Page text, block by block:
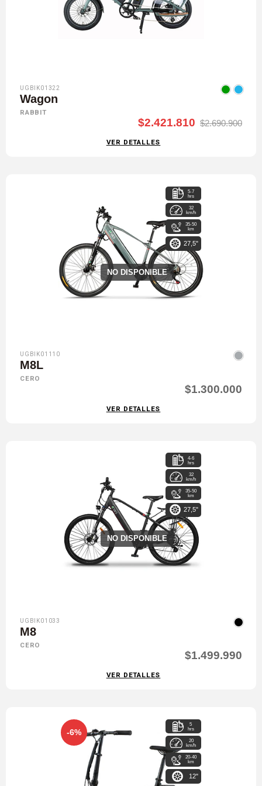
UGBIK01322
Wagon
RABBIT
$2.421.810 $2.690.900
VER DETALLES
NO DISPONIBLE
5-7
hrs
32
km/h
35-50
km
27,5"
UGBIK01110
M8L
CERO
$1.300.000
VER DETALLES
NO DISPONIBLE
4-6
hrs
32
km/h
35-50
km
27,5"
UGBIK01033
M8
CERO
$1.499.990
VER DETALLES
-6%
5
hrs
20
km/h
20-40
km
12"